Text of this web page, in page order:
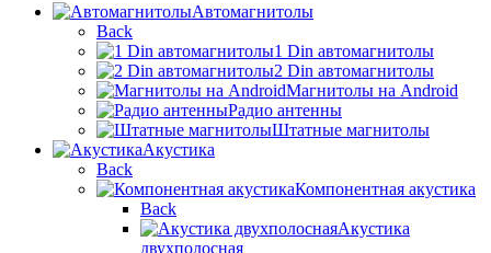
Автомагнитолы
Back
1 Din автомагнитолы
2 Din автомагнитолы
Магнитолы на Android
Радио антенны
Штатные магнитолы
Акустика
Back
Компонентная акустика
Back
Акустика
двухполосная